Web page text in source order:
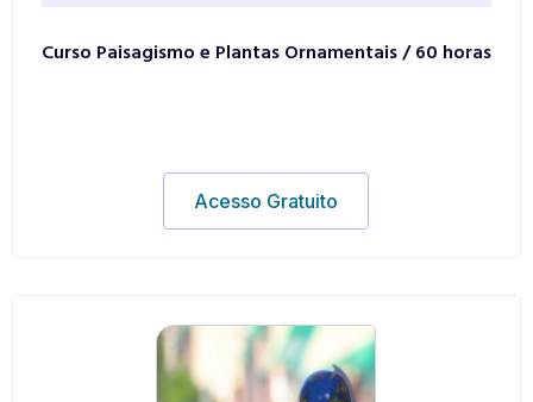
Curso Paisagismo e Plantas Ornamentais / 60 horas
Acesso Gratuito